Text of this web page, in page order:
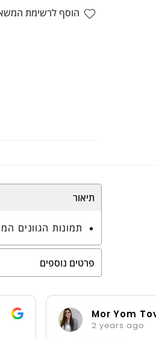
לדלת
דגם
הוסף לרשימת
תיאור
תמונות הגוונים
פרטים נוספים
Mor Yom Tov
2 years ago